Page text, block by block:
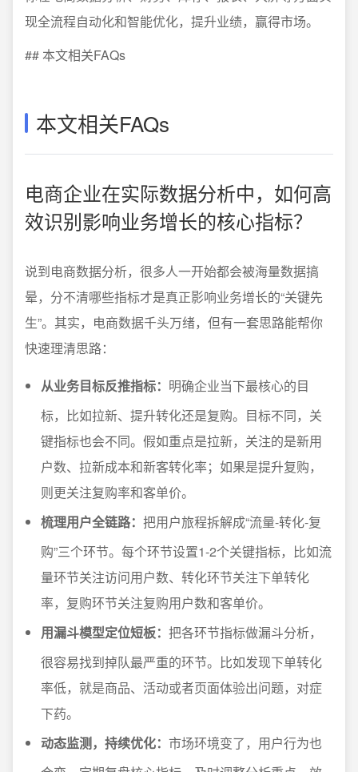
现全流程自动化和智能优化，提升业绩，赢得市场。
## 本文相关FAQs
本文相关FAQs
电商企业在实际数据分析中，如何高
效识别影响业务增长的核心指标？
说到电商数据分析，很多人一开始都会被海量数据搞
晕，分不清哪些指标才是真正影响业务增长的“关键先
生”。其实，电商数据千头万绪，但有一套思路能帮你
快速理清思路：
从业务目标反推指标： 明确企业当下最核心的目
标，比如拉新、提升转化还是复购。目标不同，关
键指标也会不同。假如重点是拉新，关注的是新用
户数、拉新成本和新客转化率；如果是提升复购，
则更关注复购率和客单价。
梳理用户全链路： 把用户旅程拆解成“流量-转化-复
购”三个环节。每个环节设置1-2个关键指标，比如流
量环节关注访问用户数、转化环节关注下单转化
率，复购环节关注复购用户数和客单价。
用漏斗模型定位短板： 把各环节指标做漏斗分析，
很容易找到掉队最严重的环节。比如发现下单转化
率低，就是商品、活动或者页面体验出问题，对症
下药。
动态监测，持续优化： 市场环境变了，用户行为也